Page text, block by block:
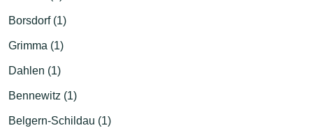
Borsdorf (1)
Grimma (1)
Dahlen (1)
Bennewitz (1)
Belgern-Schildau (1)